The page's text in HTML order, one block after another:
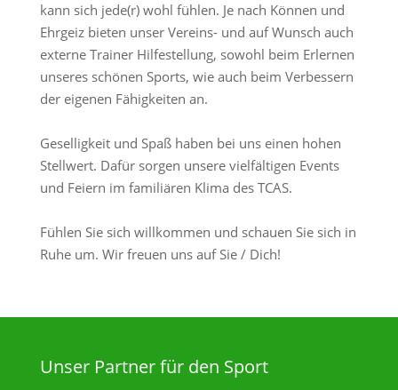
kann sich jede(r) wohl fühlen. Je nach Können und
Ehrgeiz bieten unser Vereins- und auf Wunsch auch
externe Trainer Hilfestellung, sowohl beim Erlernen
unseres schönen Sports, wie auch beim Verbessern
der eigenen Fähigkeiten an.
Geselligkeit und Spaß haben bei uns einen hohen
Stellwert. Dafür sorgen unsere vielfältigen Events
und Feiern im familiären Klima des TCAS.
Fühlen Sie sich willkommen und schauen Sie sich in
Ruhe um. Wir freuen uns auf Sie / Dich!
Unser Partner für den Sport